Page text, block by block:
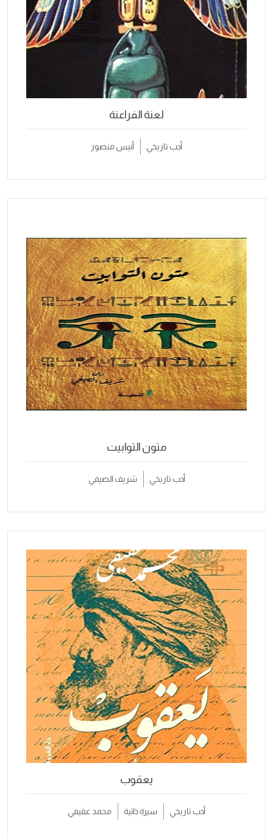
لعنة الفراعنة
أدب تاريخي أنيس منصور
متون التوابيت
أدب تاريخي شريف الصيفي
يعقوب
أدب تاريخي سيرة ذاتية محمد عفيفي